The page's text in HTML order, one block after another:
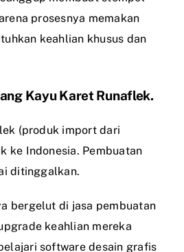
prosesnya memakan
keahlian khusus dan
Kayu Karet Runaflek.
(produk import dari
ke Indonesia. Pembuatan
ditinggalkan.
bergelut di jasa pembuatan
keahlian mereka
software desain grafis